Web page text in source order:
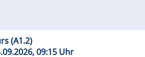
(A1.2)
09:15 Uhr